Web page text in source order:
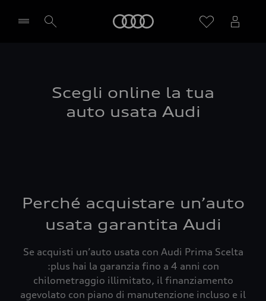
Scegli online la tua
auto usata Audi
Perché acquistare un’auto
usata garantita Audi
Se acquisti un’auto usata con Audi Prima Scelta
:plus hai la garanzia fino a 4 anni con
chilometraggio illimitato, il finanziamento
agevolato con piano di manutenzione incluso e il